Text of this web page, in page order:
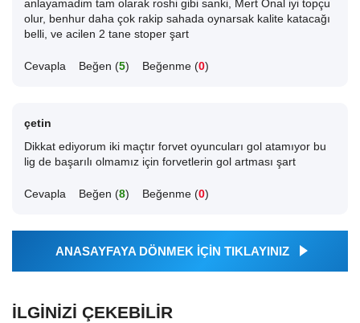
anlayamadim tam olarak roshi gibi sanki, Mert Önal iyi topçu
olur, benhur daha çok rakip sahada oynarsak kalite katacağı
belli, ve acilen 2 tane stoper şart
Cevapla Beğen (5) Beğenme (0)
çetin
Dikkat ediyorum iki maçtır forvet oyuncuları gol atamıyor bu
lig de başarılı olmamız için forvetlerin gol artması şart
Cevapla Beğen (8) Beğenme (0)
ANASAYFAYA DÖNMEK İÇİN TIKLAYINIZ
İLGINIZI ÇEKEBILIR